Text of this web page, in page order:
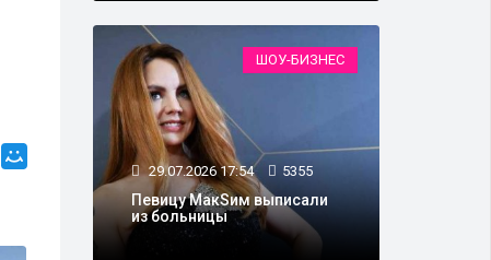
ШОУ-БИЗНЕС
29.07.2026 17:54 5355
Певицу МакSим выписали
из больницы